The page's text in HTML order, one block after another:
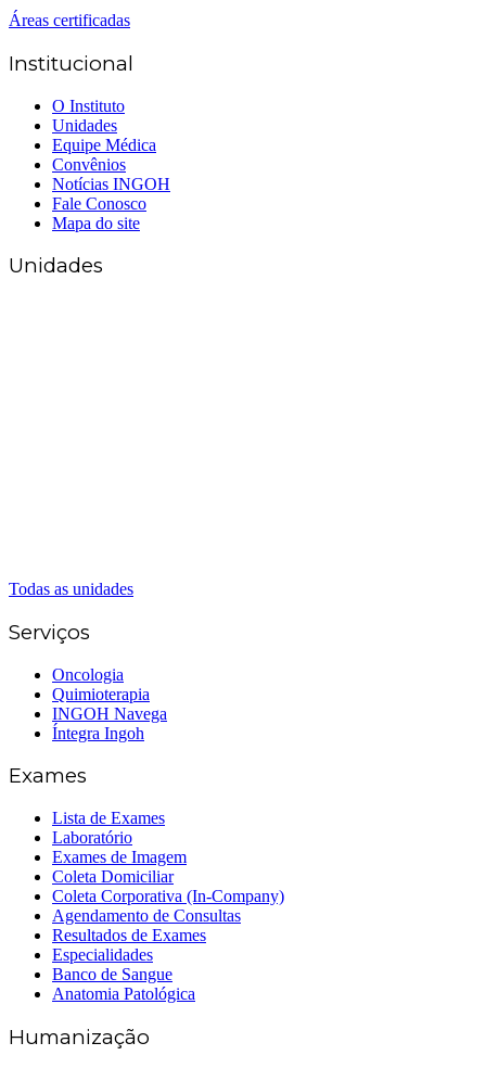
Áreas certificadas
Institucional
O Instituto
Unidades
Equipe Médica
Convênios
Notícias INGOH
Fale Conosco
Mapa do site
Unidades
Todas as unidades
Serviços
Oncologia
Quimioterapia
INGOH Navega
Íntegra Ingoh
Exames
Lista de Exames
Laboratório
Exames de Imagem
Coleta Domiciliar
Coleta Corporativa (In-Company)
Agendamento de Consultas
Resultados de Exames
Especialidades
Banco de Sangue
Anatomia Patológica
Humanização